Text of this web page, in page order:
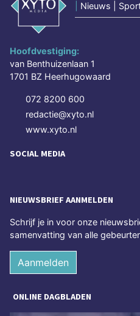
Nieuws |
Hoofdvestiging:
van Benthuizenlaan 1
1701 BZ Heerhugowaard
072 8200 600
redactie@xyto.nl
www.xyto.nl
SOCIAL MEDIA
NIEUWSBRIEF AANMELDEN
Schrijf je in voor onze
samenvatting van alle
Aanmelden
ONLINE DAGBLADEN